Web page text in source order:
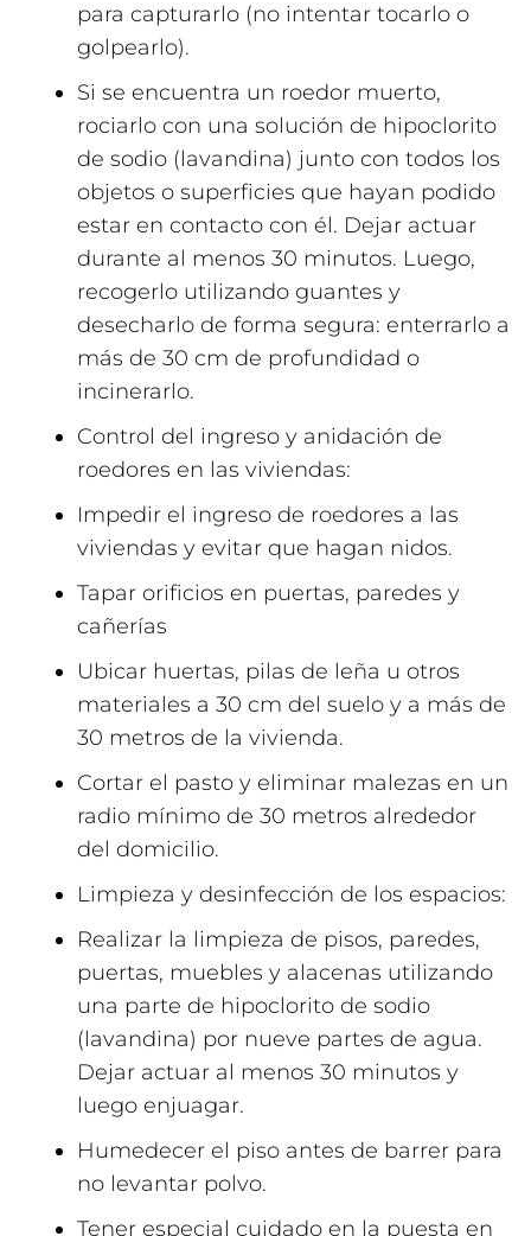
para capturarlo (no intentar tocarlo o
golpearlo).
Si se encuentra un roedor muerto,
rociarlo con una solución de hipoclorito
de sodio (lavandina) junto con todos los
objetos o superficies que hayan podido
estar en contacto con él. Dejar actuar
durante al menos 30 minutos. Luego,
recogerlo utilizando guantes y
desecharlo de forma segura: enterrarlo a
más de 30 cm de profundidad o
incinerarlo.
Control del ingreso y anidación de
roedores en las viviendas:
Impedir el ingreso de roedores a las
viviendas y evitar que hagan nidos.
Tapar orificios en puertas, paredes y
cañerías
Ubicar huertas, pilas de leña u otros
materiales a 30 cm del suelo y a más de
30 metros de la vivienda.
Cortar el pasto y eliminar malezas en un
radio mínimo de 30 metros alrededor
del domicilio.
Limpieza y desinfección de los espacios:
Realizar la limpieza de pisos, paredes,
puertas, muebles y alacenas utilizando
una parte de hipoclorito de sodio
(lavandina) por nueve partes de agua.
Dejar actuar al menos 30 minutos y
luego enjuagar.
Humedecer el piso antes de barrer para
no levantar polvo.
Tener especial cuidado en la puesta en